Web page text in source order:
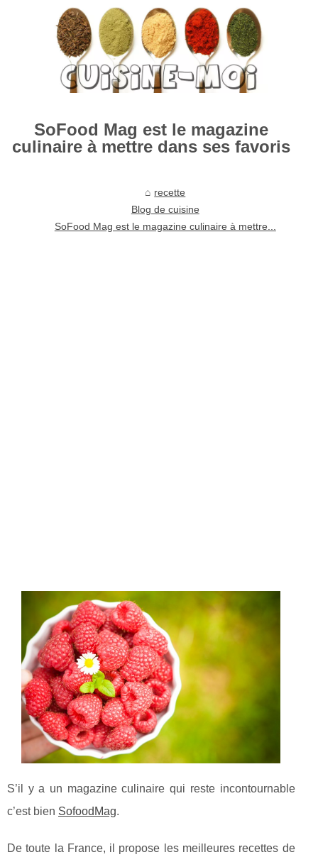
SoFood Mag est le magazine
culinaire à mettre dans ses favoris
recette
Blog de cuisine
SoFood Mag est le magazine culinaire à mettre...
S’il y a un magazine culinaire qui reste incontournable
c’est bien SofoodMag.
De toute la France, il propose les meilleures recettes de